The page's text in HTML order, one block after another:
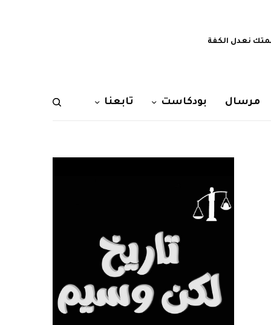
نعدل الكفة
مرسال بودكاست تابعنا